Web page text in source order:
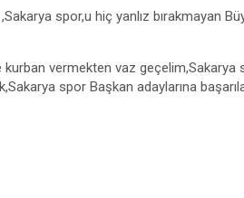
spor,u hiç yanlız bırakmayan
kurban vermekten vaz geçelim,Sakarya
spor Başkan adaylarına